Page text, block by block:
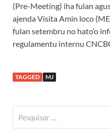
(Pre-Meeting) iha fulan
ajenda Visita Amin loco
fulan setembru no hato’o
regulamentu internu
TAGGED MJ